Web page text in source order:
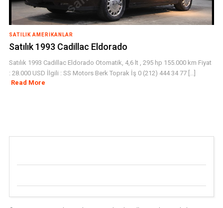
SATILIK AMERIKANLAR
Satılık 1993 Cadillac Eldorado
Satılık 1993 Cadillac Eldorado Otomatik, 4,6 lt , 295 hp 155.000 km Fiyat
: 28.000 USD İlgili : SS Motors Berk Toprak İş 0 (212) 444 34 77 [...]
Read More